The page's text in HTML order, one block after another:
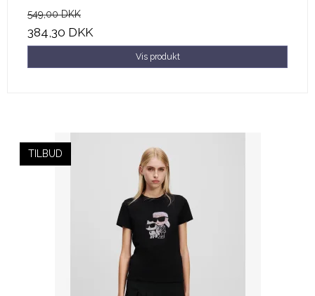
549,00 DKK
384,30 DKK
Vis produkt
TILBUD